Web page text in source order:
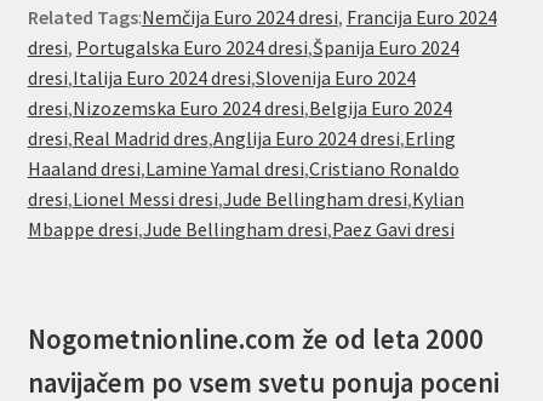
Related Tags:Nemčija Euro 2024 dresi, Francija Euro 2024
dresi, Portugalska Euro 2024 dresi,Španija Euro 2024
dresi,Italija Euro 2024 dresi,Slovenija Euro 2024
dresi,Nizozemska Euro 2024 dresi,Belgija Euro 2024
dresi,Real Madrid dres,Anglija Euro 2024 dresi,Erling
Haaland dresi,Lamine Yamal dresi,Cristiano Ronaldo
dresi,Lionel Messi dresi,Jude Bellingham dresi,Kylian
Mbappe dresi,Jude Bellingham dresi,Paez Gavi dresi
Nogometnionline.com že od leta 2000
navijačem po vsem svetu ponuja poceni